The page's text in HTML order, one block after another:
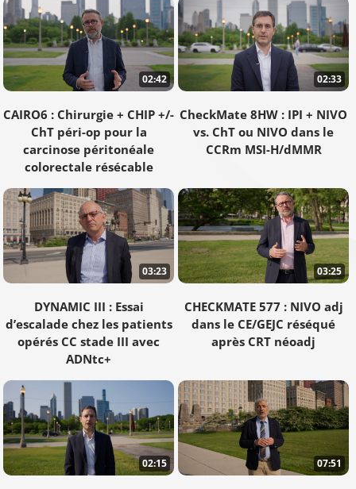
02:42
CAIRO6 : Chirurgie + CHIP +/-
ChT péri-op pour la
carcinose péritonéale
colorectale résécable
02:33
CheckMate 8HW : IPI + NIVO
vs. ChT ou NIVO dans le
CCRm MSI-H/dMMR
03:23
DYNAMIC III : Essai
d’escalade chez les patients
opérés CC stade III avec
ADNtc+
03:25
CHECKMATE 577 : NIVO adj
dans le CE/GEJC réséqué
après CRT néoadj
02:15 07:51